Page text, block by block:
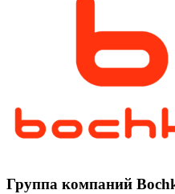
Группа компаний